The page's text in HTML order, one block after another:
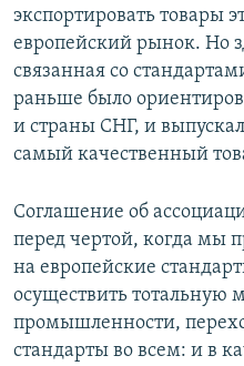
экспортировать товары
европейский рынок. Но
связанная со
раньше было
и страны СНГ, и
самый качественный
Соглашение об
перед чертой, когда мы
на европейские
осуществить тотальную
промышленности,
стандарты во всем: и в